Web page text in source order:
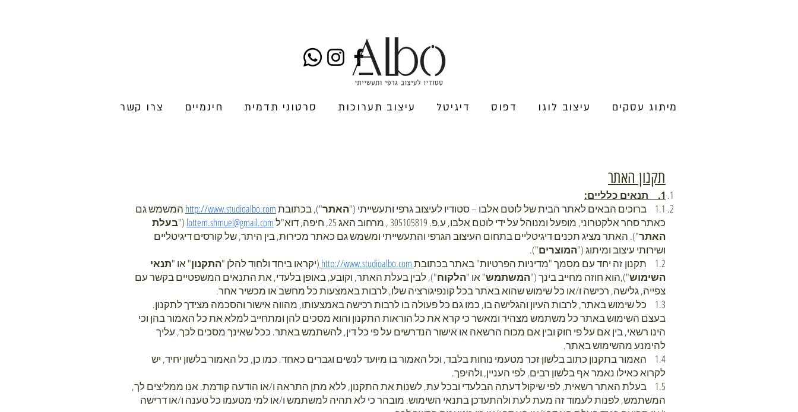
מיתוג עסקים עיצוב לוגו דפוס דיגיטל עיצוב תערוכות סרטוני תדמית חינמיים צרו קשר
תקנון האתר
1. תנאים כלליים:
1.1 ברוכים הבאים לאתר הבית של לוטם אלבו – סטודיו לעיצוב גרפי ותעשייתי ("
האתר"), בכתובתhttp://www.studioalbo.com המשמש גם
כאתר סחר אלקטרוני, מופעל ומנוהל על ידי לוטם אלבו, ע.פ. 305105819 , מרחוב האג 25, חיפה, דוא"ל
lottem.shmuel@gmail.com
("בעלת
האתר"). האתר מציג תכנים דיגיטליים בתחום העיצוב הגרפי והתעשייתי ומשמש גם כאתר מכירות, בין היתר, של קורסים דיגיטליים
ושירותי עיצוב ומיתוג ("המוצרים").
1.2 תקנון זה יחד עם מסמך "מדיניות הפרטיות" באתר בכתובת
(יקראו ביחד ולחוד להלן "התקנון" או "תנאי
השימוש"),הוא חוזה מחייב בינך ("המשתמש" או "הלקוח"), לבין בעלת האתר, וקובע, באופן בלעדי, את התנאים המשפטיים בקשר עם
צפייה, גלישה, רכישה ו/או כל שימוש שהוא באתר בכל קונפיגורציה שלו, לרבות באמצעות כל מחשב או מכשיר אחר.
1.3 כל שימוש באתר, לרבות העיון והגלישה בו, כמו גם כל פעולה בו לרבות רכישה באמצעותו, מהווה אישור והסכמה מצידך לתקנון.
בעצם השימוש באתר כל משתמש מצהיר ומאשר כי קרא את כל הוראות התקנון והוא מסכים להן ומתחייב למלא את כל האמור בהן וכי
הינו רשאי, בין אם על פי חוק ובין אם מכוח הרשאה או אישור הנדרשים על פי כל דין, להשתמש באתר. ככל שאינך מסכים לכך, עליך
להימנע מהשימוש באתר.
1.4 האמור בתקנון כתוב בלשון זכר מטעמי נוחות בלבד, וכל האמור בו מיועד לנשים וגברים כאחד. כמו כן, כל האמור בלשון יחיד, יש
לקרוא כאילו נאמר אף בלשון רבים, לפי העניין, ולהיפך.
1.5 בעלת האתר רשאית, לפי שיקול דעתה הבלעדי ובכל עת, לשנות את התקנון, ללא מתן התראה ו/או הודעה קודמת. אנו ממליצים לך,
המשתמש, לפנות לעמוד זה מעת לעת ולהתעדכן בתנאי השימוש. מובהר כי לא תהיה למשתמש ו/או למי מטעמו כל טענה ו/או דרישה